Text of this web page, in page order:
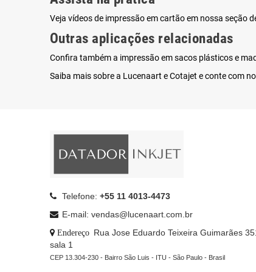
Veja vídeos de impressão em cartão em nossa seção
Outras aplicações relacionadas
Confira também a impressão emsacos plásticose
Saiba mais sobre a Lucenaart e Cotajet e conte com
Telefone: +55 11 4013-4473
E-mail: vendas@lucenaart.com.br
Endereço
: Rua Jose Eduardo Teixeira Guimarães
sala 1
CEP 13.304-230 - Bairro São Luis - ITU - São Paulo - Brasil